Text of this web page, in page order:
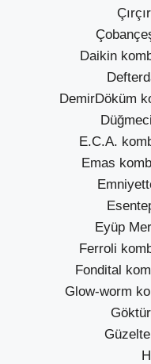
Daikin
DemirDöküm
E.C.A.
Emas
Eyüp
Ferroli
Fondital
Glow-worm